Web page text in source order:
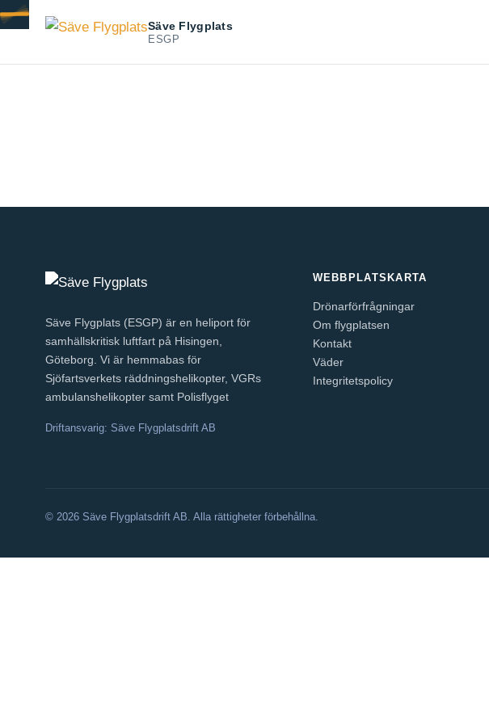
Säve Flygplats
ESGP
Säve Flygplats (ESGP) är en heliport för
samhällskritisk luftfart på Hisingen,
Göteborg. Vi är hemmabas för
Sjöfartsverkets räddningshelikopter, VGRs
ambulanshelikopter samt Polisflyget
Driftansvarig: Säve Flygplatsdrift AB
WEBBPLATSKARTA
Drönarförfrågningar
Om flygplatsen
Kontakt
Väder
Integritetspolicy
© 2026 Säve Flygplatsdrift AB. Alla rättigheter förbehållna.